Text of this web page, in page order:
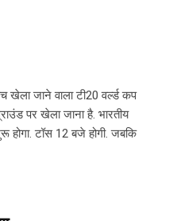
जाने वाला टी20 वर्ल्ड कप
पर खेला जाना है. भारतीय
टॉस 12 बजे होगी. जबकि